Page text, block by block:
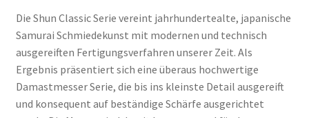
Die Shun Classic Serie vereint jahrhundertealte, japanische
Samurai Schmiedekunst mit modernen und technisch
ausgereiften Fertigungsverfahren unserer Zeit. Als
Ergebnis präsentiert sich eine überaus hochwertige
Damastmesser Serie, die bis ins kleinste Detail ausgereift
und konsequent auf beständige Schärfe ausgerichtet